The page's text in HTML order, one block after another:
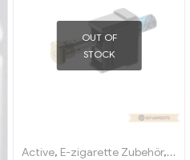
OUT OF
STOCK
Active, E-zigarette Zubehör,